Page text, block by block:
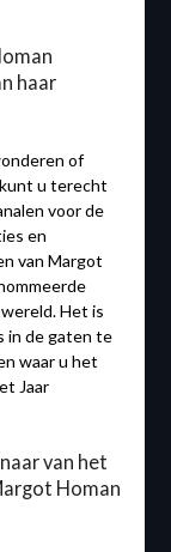
haar
of
u terecht
voor de
en
van Margot
Het is
in de gaten te
waar u het
Jaar
van het
Homan